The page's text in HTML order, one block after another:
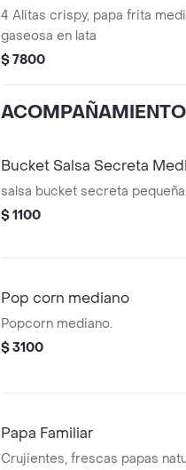
4 Alitas crispy, papa frita
gaseosa en lata
$ 7800
Bucket Salsa Secreta
salsa bucket secreta pequeña.
$ 1100
Pop corn mediano
Popcorn mediano.
$ 3100
Papa Familiar
Crujientes, frescas papas